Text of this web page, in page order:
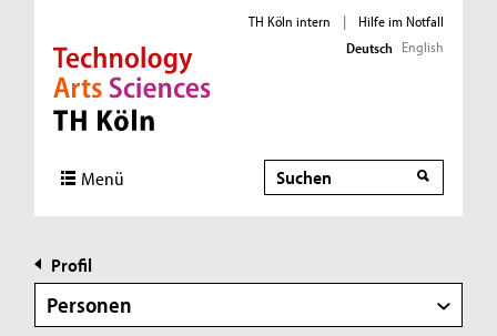
Direkt zur Hauptnavigation
Direkt zur Subnavigation
Direkt zum Inhalt
Direkt zum Fußbereich
TH Köln intern |
Hilfe im Notfall
Deutsch English
Menü Suche
Profil
Personen